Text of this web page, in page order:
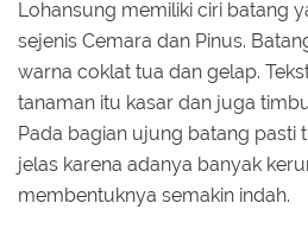
Lohansung memiliki ciri batang
sejenis Cemara dan Pinus.
warna coklat tua dan gelap.
tanaman itu kasar dan juga
Pada bagian ujung batang pasti
jelas karena adanya banyak
membentuknya semakin indah.